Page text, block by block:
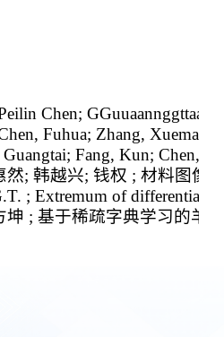
Chen; GGuuaannggttaaii
Fuhua; Zhang, Xuemao
Fang, Kun; Chen,
然; 韩越兴; 钱权 ; 材料图像
; Extremum of
; 基于稀疏字典学习的羊